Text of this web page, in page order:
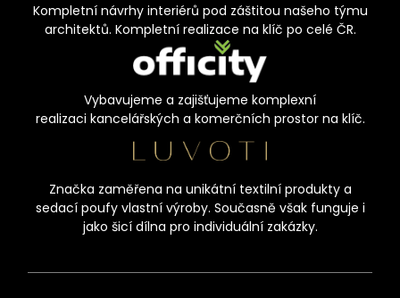
Kompletní návrhy interiérů pod záštitou našeho týmu
architektů. Kompletní realizace na klíč po celé ČR.
Vybavujeme a zajišťujeme komplexní
realizaci kancelářských a komerčních prostor na klíč.
Značka zaměřena na unikátní textilní produkty a
sedací poufy vlastní výroby. Současně však funguje i
jako šicí dílna pro individuální zakázky.